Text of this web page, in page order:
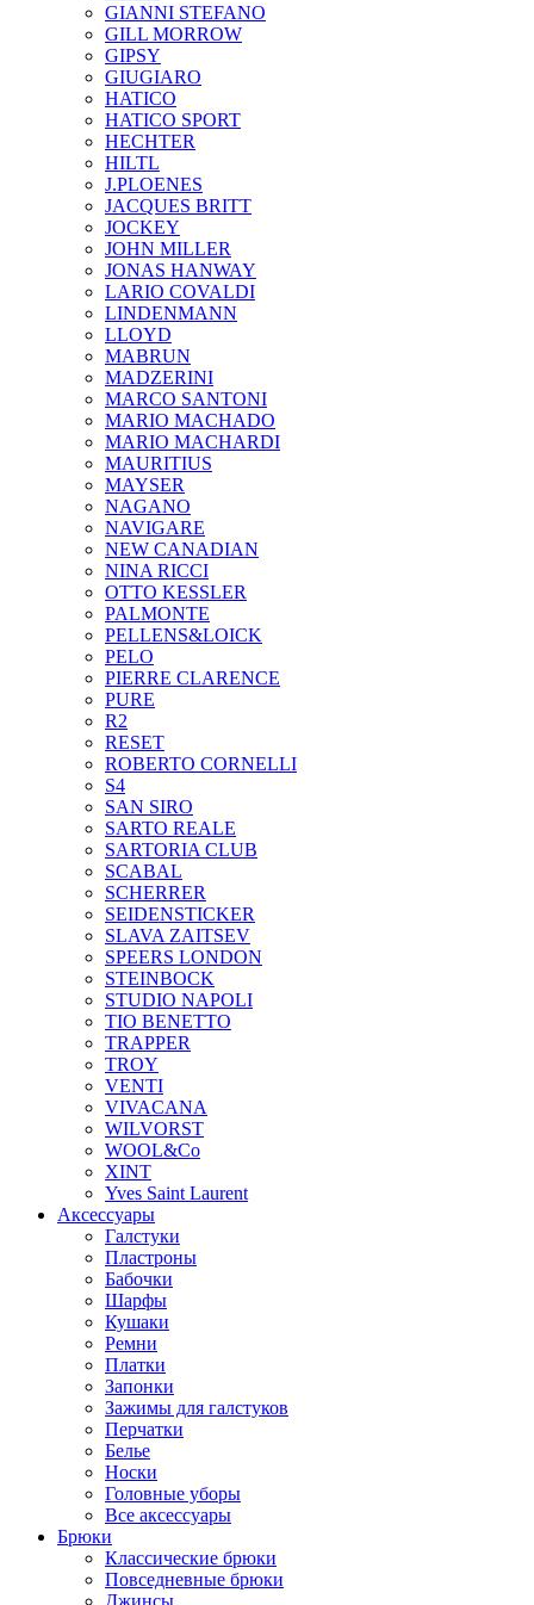
GIANNI STEFANO
GILL MORROW
GIPSY
GIUGIARO
HATICO
HATICO SPORT
HECHTER
HILTL
J.PLOENES
JAСQUES BRITT
JOCKEY
JOHN MILLER
JONAS HANWAY
LARIO COVALDI
LINDENMANN
LLOYD
MABRUN
MADZERINI
MARCO SANTONI
MARIO MACHADO
MARIO MACHARDI
MAURITIUS
MAYSER
NAGANO
NAVIGARE
NEW CANADIAN
NINA RICCI
OTTO KESSLER
PALMONTE
PELLENS&LOICK
PELO
PIERRE CLARENCE
PURE
R2
RESET
ROBERTO CORNELLI
S4
SAN SIRO
SARTO REALE
SARTORIA CLUB
SCABAL
SCHERRER
SEIDENSTICKER
SLAVA ZAITSEV
SPEERS LONDON
STEINBOCK
STUDIO NAPOLI
TIO BENETTO
TRAPPER
TROY
VENTI
VIVACANA
WILVORST
WOOL&Co
XINT
Yves Saint Laurent
Аксессуары
Галстуки
Пластроны
Бабочки
Шарфы
Кушаки
Ремни
Платки
Запонки
Зажимы для галстуков
Перчатки
Белье
Носки
Головные уборы
Все аксессуары
Брюки
Классические брюки
Повседневные брюки
Джинсы